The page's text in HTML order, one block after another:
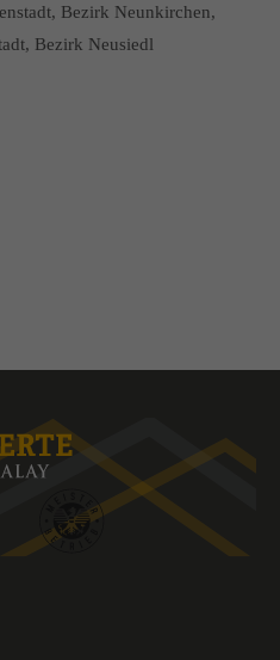
Bezirk Neunkirchen,
Bezirk Neusiedl